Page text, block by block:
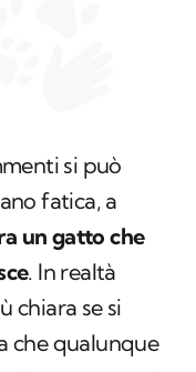
si può
fatica, a
un gatto che
. In realtà
chiara se si
che qualunque